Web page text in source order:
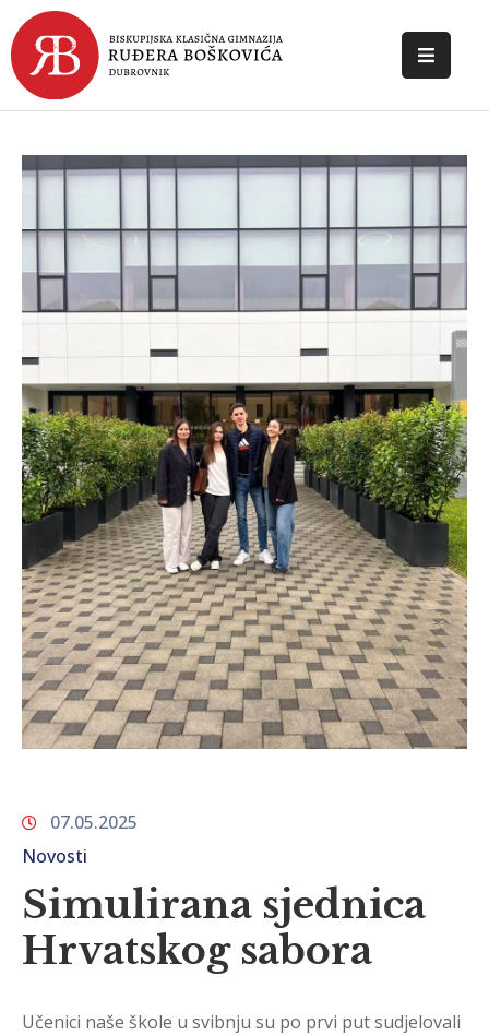
POČETNA
ŠKOLI
DOKUMENTI
NOVOSTI
07.05.2025
Novosti
Simulirana sjednica
Hrvatskog sabora
Učenici naše škole u svibnju su po prvi put sudjelovali